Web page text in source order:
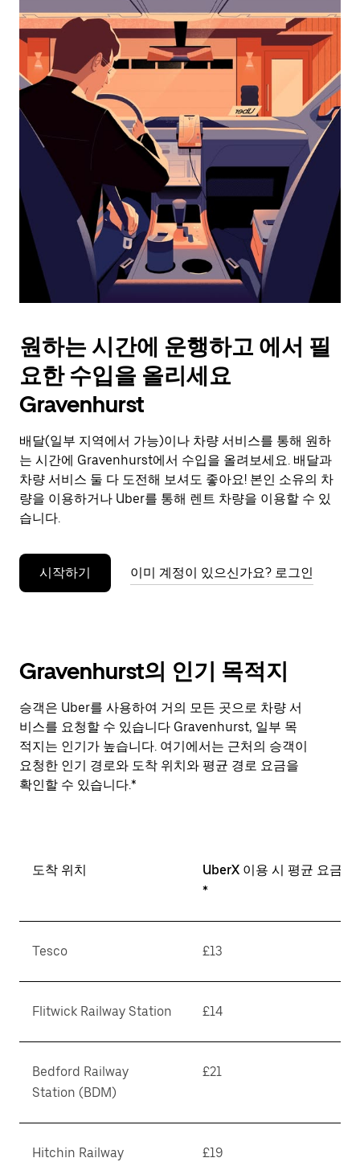
면
아
래
화
살
표
러
날
짜
캘
린
더
를
닫
려
면
Esc
키
를
누
세
원하는 시간에 운행하고 에서 필
요한 수입을 올리세요
Gravenhurst
배달(일부 지역에서 가능)이나 차량 서비스를 통해 원하
는 시간에 Gravenhurst에서 수입을 올려보세요. 배달과
차량 서비스 둘 다 도전해 보셔도 좋아요! 본인 소유의 차
량을 이용하거나 Uber를 통해 렌트 차량을 이용할 수 있
습니다.
시작하기 이미 계정이 있으신가요? 로그인
Gravenhurst의 인기 목적지
승객은 Uber를 사용하여 거의 모든 곳으로 차량 서
비스를 요청할 수 있습니다 Gravenhurst, 일부 목
적지는 인기가 높습니다. 여기에서는 근처의 승객이
요청한 인기 경로와 도착 위치와 평균 경로 요금을
확인할 수 있습니다.*
도착 위치
UberX 이용 시 평균 요금
*
Tesco £13
Flitwick Railway Station £14
Bedford Railway
Station (BDM)
£21
Hitchin Railway
£19